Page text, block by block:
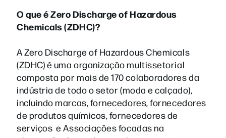
O que é Zero Discharge of Hazardous
Chemicals (ZDHC)?
A Zero Discharge of Hazardous Chemicals
(ZDHC) é uma organização multissetorial
composta por mais de 170 colaboradores da
indústria de todo o setor (moda e calçado),
incluindo marcas, fornecedores, fornecedores
de produtos químicos, fornecedores de
serviços e Associações focadas na